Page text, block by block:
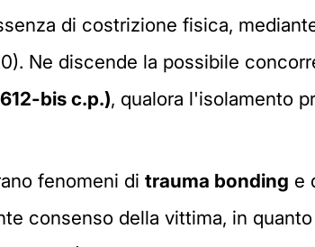
di costrizione fisica,
Ne discende la possibile
bis c.p.), qualora l'isolamento
fenomeni di trauma bonding e
consenso della vittima, in